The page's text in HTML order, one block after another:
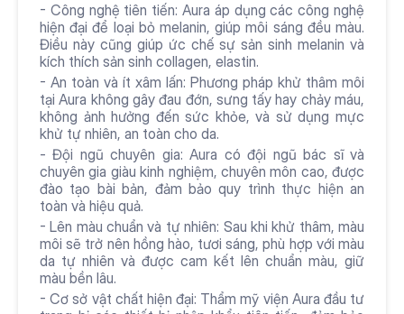
- Công nghệ tiên tiến: Aura áp dụng các công nghệ
hiện đại để loại bỏ melanin, giúp môi sáng đều màu.
Điều này cũng giúp ức chế sự sản sinh melanin và
kích thích sản sinh collagen, elastin.
- An toàn và ít xâm lấn: Phương pháp khử thâm môi
tại Aura không gây đau đớn, sưng tấy hay chảy máu,
không ảnh hưởng đến sức khỏe, và sử dụng mực
khử tự nhiên, an toàn cho da.
- Đội ngũ chuyên gia: Aura có đội ngũ bác sĩ và
chuyên gia giàu kinh nghiệm, chuyên môn cao, được
đào tạo bài bản, đảm bảo quy trình thực hiện an
toàn và hiệu quả.
- Lên màu chuẩn và tự nhiên: Sau khi khử thâm, màu
môi sẽ trở nên hồng hào, tươi sáng, phù hợp với màu
da tự nhiên và được cam kết lên chuẩn màu, giữ
màu bền lâu.
- Cơ sở vật chất hiện đại: Thẩm mỹ viện Aura đầu tư